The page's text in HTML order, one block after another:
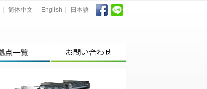
简体中文 English 日本語